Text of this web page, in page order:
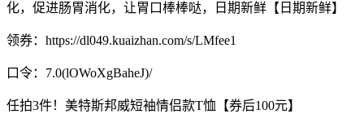
化，促进肠胃消化，让胃口棒棒哒，日期新鲜【日期新鲜】
领券：https://dl049.kuaizhan.com/s/LMfee1
口令：7.0(lOWoXgBaheJ)/
任拍3件！美特斯邦威短袖情侣款T恤【券后100元】